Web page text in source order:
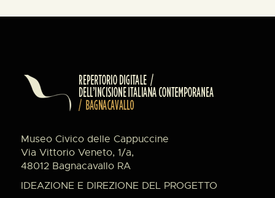
Museo Civico delle Cappuccine
Via Vittorio Veneto, 1/a,
48012 Bagnacavallo RA
IDEAZIONE E DIREZIONE DEL PROGETTO